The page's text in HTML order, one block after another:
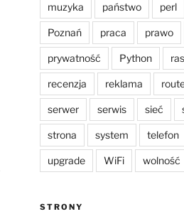
muzyka państwo perl
Poznań praca prawo
prywatność Python
recenzja reklama
serwer serwis sieć
strona system telefon
upgrade WiFi wolność
STRONY